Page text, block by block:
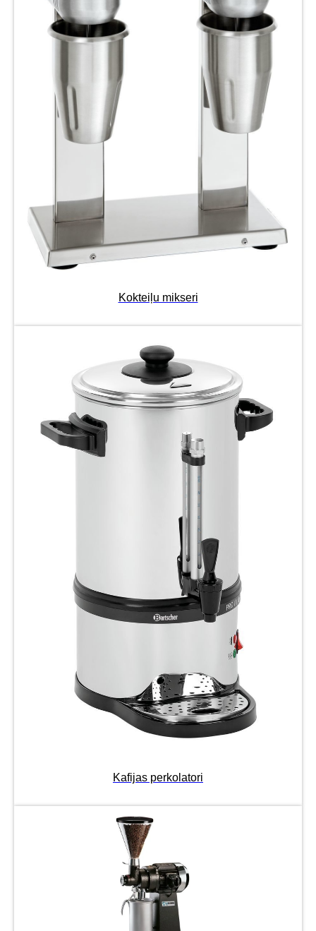
Kokteiļu mikseri
Kafijas perkolatori